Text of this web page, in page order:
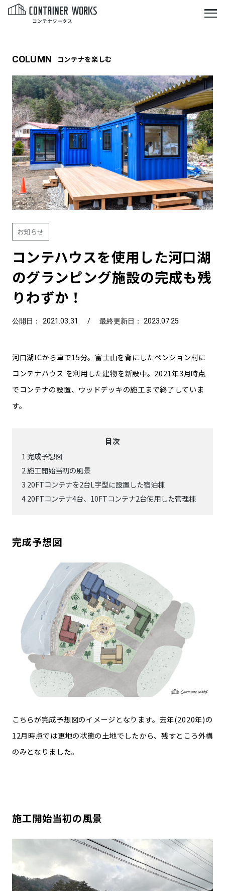
コンテナを楽しむ
COLUMN
お知らせ
コンテハウスを使用した河口湖
のグランピング施設の完成も残
りわずか！
公開日： 2021.03.31 /最終更新日： 2023.07.25
河口湖ICから車で15分。富士山を背にしたペンション村に
コンテナハウス を利用した建物を新設中。2021年3月時点
でコンテナの設置、ウッドデッキの施工まで終了していま
す。
目次
1完成予想図
2施工開始当初の風景
3 20FTコンテナを2台L字型に設置した宿泊棟
420FTコンテナ4台、10FTコンテナ2台使用した管理棟
完成予想図
こちらが完成予想図のイメージとなります。去年(2020年)の
12月時点では更地の状態の土地でしたから、残すところ外構
のみとなりました。
施工開始当初の風景